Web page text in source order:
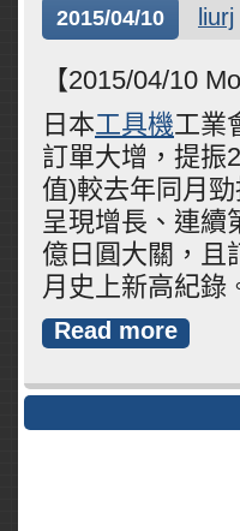
2015/04/10 liurj
【2015/04/10
日本工具機工業
訂單大增，提振
值)較去年同月
呈現增長、連續
億日圓大關，且
月史上新高紀錄
Read more